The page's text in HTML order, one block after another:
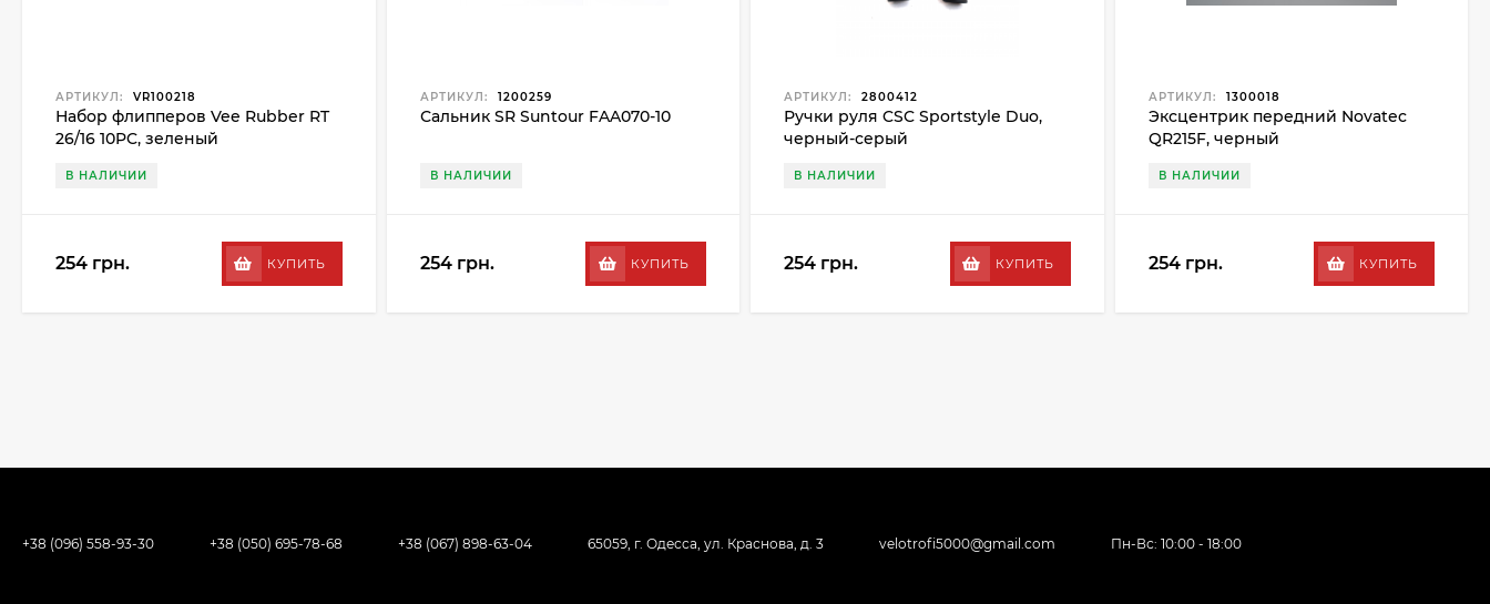
АРТИКУЛ: VR100218
Набор флипперов Vee Rubber RT
26/16 10PC, зеленый
В НАЛИЧИИ
254 грн. КУПИТЬ
АРТИКУЛ: 1200259
Сальник SR Suntour FAA070-10
В НАЛИЧИИ
254 грн. КУПИТЬ
АРТИКУЛ: 2800412
Ручки руля CSC Sportstyle Duo,
черный-серый
В НАЛИЧИИ
254 грн. КУПИТЬ
АРТИКУЛ: 1300018
Эксцентрик передний Novatec
QR215F, черный
В НАЛИЧИИ
254 грн. КУПИТЬ
+38 (096) 558-93-30 +38 (050) 695-78-68 +38 (067) 898-63-04 65059, г. Одесса, ул. Краснова, д. 3 velotrofi5000@gmail.com Пн-Вс: 10:00 - 18:00